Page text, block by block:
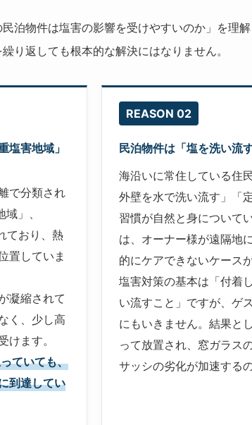
泊物件は塩害の影響を受けやすいのか」を理
り返しても根本的な解決にはなりません。
塩害地域」
で分類され
」、
ており、熱
置していま
凝縮されて
く、少し高
けます。
ていても、
到達してい
REASON 02
民泊物件は「塩を洗い流
海沿いに常住している住
外壁を水で洗い流す」「
習慣が自然と身について
は、オーナー様が遠隔地
的にケアできないケース
塩害対策の基本は「付着
い流すこと」ですが、ゲ
にもいきません。結果と
って放置され、窓ガラス
サッシの劣化が加速する